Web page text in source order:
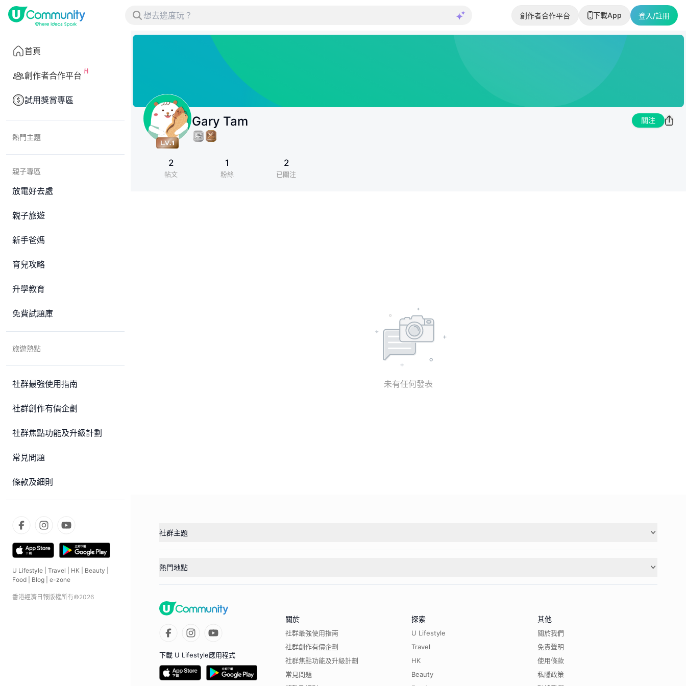
創作者合作平台 下載App 登入/註冊
首頁
創作者合作平台
試用獎賞專區
熱門主題
親子專區
放電好去處
親子旅遊
新手爸媽
育兒攻略
升學教育
免費試題庫
旅遊熱點
社群最強使用指南
社群創作有價企劃
社群焦點功能及升級計劃
常見問題
條款及細則
U Lifestyle Travel HK Beauty
Food
Blog e-zone
香港經濟日報版權所有©2026
Gary Tam 關注
2
帖文
1
粉絲
2
已關注
未有任何發表
社群主題
熱門地點
下載 U Lifestyle應用程式
關於
社群最強使用指南
社群創作有價企劃
社群焦點功能及升級計劃
常見問題
探索
U Lifestyle
Travel
HK
Beauty
其他
關於我們
免責聲明
使用條款
私隱政策